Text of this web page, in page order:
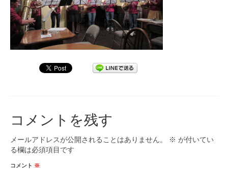
ご寄付のお願い
演奏会の歴史
出張演奏
九大フィル特集ページ
コメントを残す
メールアドレスが公開されることはありません。 ※ が付いてい
る欄は必須項目です
コメント ※